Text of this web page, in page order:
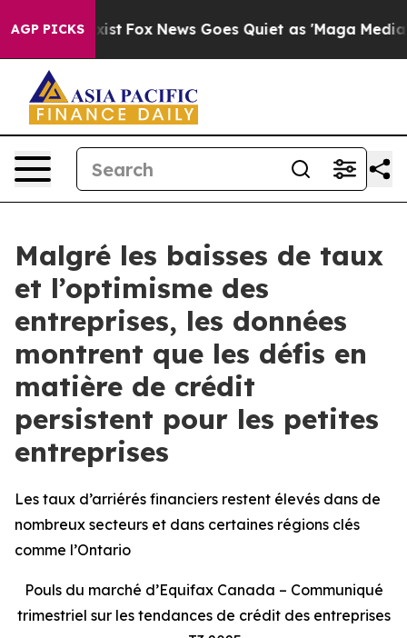
AGP PICKS
Exist Fox News Goes Quiet as 'Maga Media
Malgré les baisses de taux
et l’optimisme des
entreprises, les données
montrent que les défis en
matière de crédit
persistent pour les petites
entreprises
Les taux d’arriérés financiers restent élevés dans de
nombreux secteurs et dans certaines régions clés
comme l’Ontario
Pouls du marché d’Equifax Canada – Communiqué
trimestriel sur les tendances de crédit des entreprises